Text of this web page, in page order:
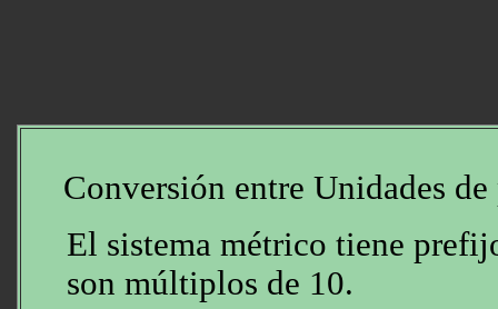
Conversión entre Unidades
El sistema métrico tiene
son múltiplos de 10.